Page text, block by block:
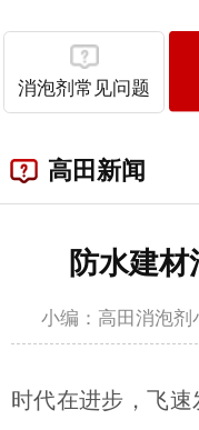
消泡剂常见问题
高田新闻
防水建材
小编：高田消泡剂
时代在进步，飞